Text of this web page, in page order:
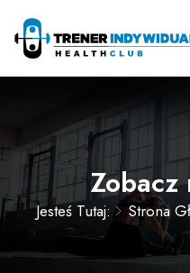
Zobacz
Jesteś Tutaj: Strona